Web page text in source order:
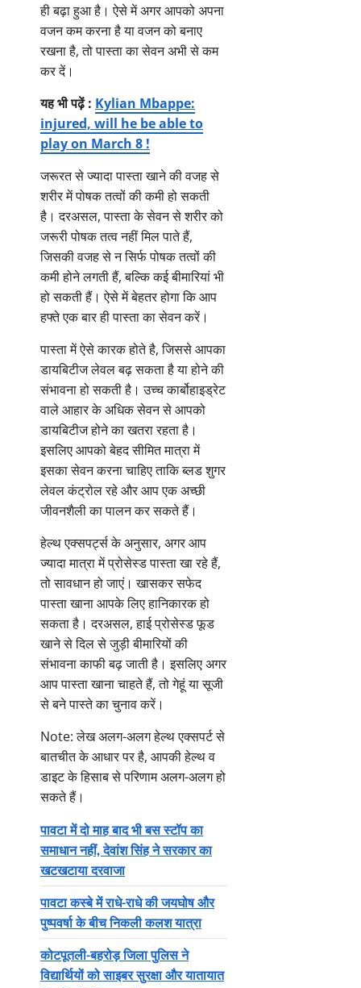
ही बढ़ा हुआ है। ऐसे में अगर आपको अपना
वजन कम करना है या वजन को बनाए
रखना है, तो पास्ता का सेवन अभी से कम
कर दें।
यह भी पढ़ें : Kylian Mbappe:
injured, will he be able to
play on March 8 !
जरूरत से ज्यादा पास्ता खाने की वजह से
शरीर में पोषक तत्वों की कमी हो सकती
है। दरअसल, पास्ता के सेवन से शरीर को
जरूरी पोषक तत्व नहीं मिल पाते हैं,
जिसकी वजह से न सिर्फ पोषक तत्वों की
कमी होने लगती हैं, बल्कि कई बीमारियां भी
हो सकती हैं। ऐसे में बेहतर होगा कि आप
हफ्ते एक बार ही पास्ता का सेवन करें।
पास्ता में ऐसे कारक होते है, जिससे आपका
डायबिटीज लेवल बढ़ सकता है या होने की
संभावना हो सकती है। उच्च कार्बोहाइड्रेट
वाले आहार के अधिक सेवन से आपको
डायबिटीज होने का खतरा रहता है।
इसलिए आपको बेहद सीमित मात्रा में
इसका सेवन करना चाहिए ताकि ब्लड शुगर
लेवल कंट्रोल रहे और आप एक अच्छी
जीवनशैली का पालन कर सकते हैं।
हेल्थ एक्सपर्ट्स के अनुसार, अगर आप
ज्यादा मात्रा में प्रोसेस्ड पास्ता खा रहे हैं,
तो सावधान हो जाएं। खासकर सफेद
पास्ता खाना आपके लिए हानिकारक हो
सकता है। दरअसल, हाई प्रोसेस्ड फूड
खाने से दिल से जुड़ी बीमारियों की
संभावना काफी बढ़ जाती है। इसलिए अगर
आप पास्ता खाना चाहते हैं, तो गेहूं या सूजी
से बने पास्ते का चुनाव करें।
Note: लेख अलग-अलग हेल्थ एक्सपर्ट से
बातचीत के आधार पर है, आपकी हेल्थ व
डाइट के हिसाब से परिणाम अलग-अलग हो
सकते हैं।
पावटा में दो माह बाद भी बस स्टॉप का
समाधान नहीं, देवांश सिंह ने सरकार का
खटखटाया दरवाजा
पावटा कस्बे में राधे-राधे की जयघोष और
पुष्पवर्षा के बीच निकली कलश यात्रा
कोटपूतली-बहरोड़ जिला पुलिस ने
विद्यार्थियों को साइबर सुरक्षा और यातायात